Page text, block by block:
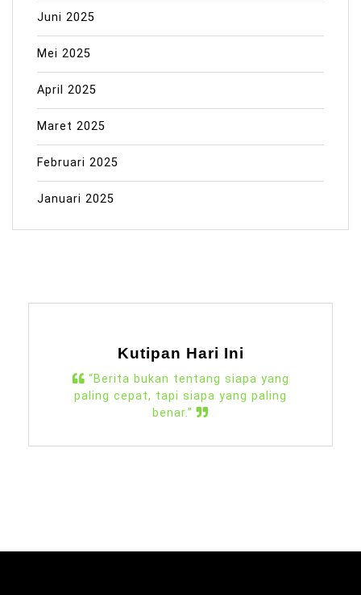
Juni 2025
Mei 2025
April 2025
Maret 2025
Februari 2025
Januari 2025
Kutipan Hari Ini
“Berita bukan tentang siapa yang
paling cepat, tapi siapa yang paling
benar.”